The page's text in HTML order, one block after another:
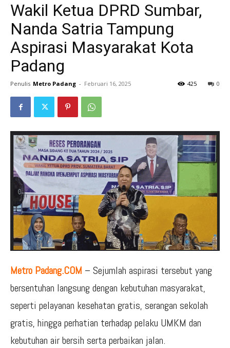
Wakil Ketua DPRD Sumbar,
Nanda Satria Tampung
Aspirasi Masyarakat Kota
Padang
Penulis Metro Padang - Februari 16, 2025 0
425
Metro Padang.COM – Sejumlah aspirasi tersebut yang
bersentuhan langsung dengan kebutuhan masyarakat,
seperti pelayanan kesehatan gratis, serangan sekolah
gratis, hingga perhatian terhadap pelaku UMKM dan
kebutuhan air bersih serta perbaikan jalan.